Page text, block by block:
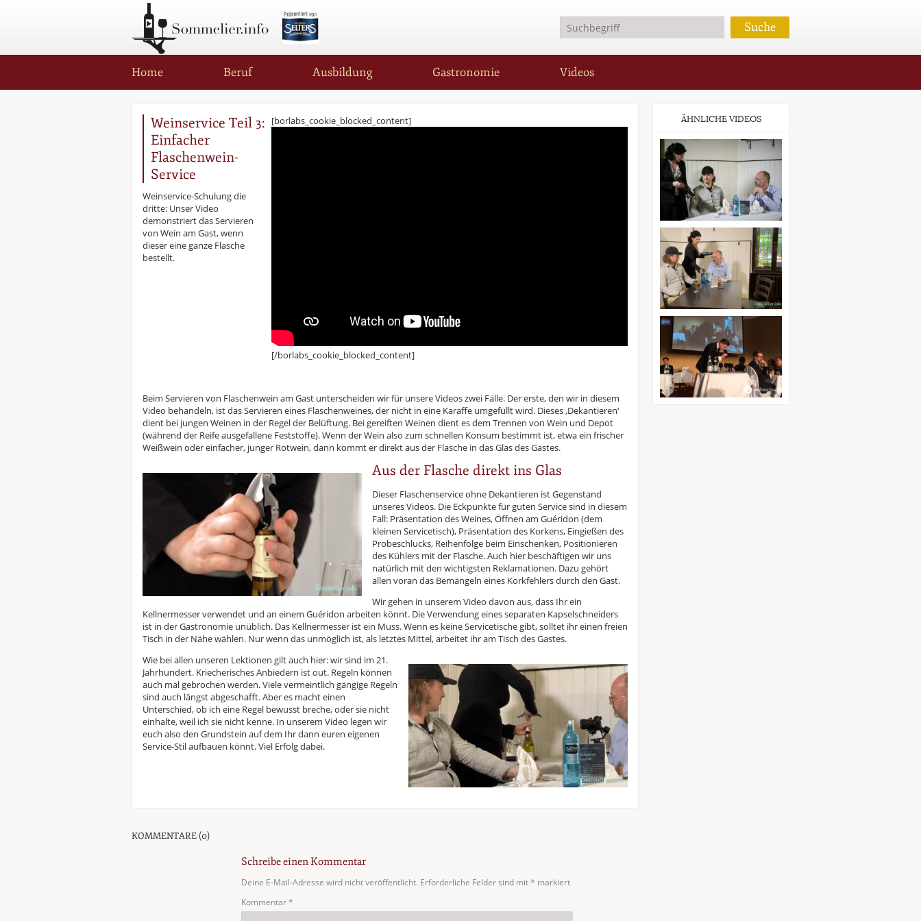
Home Beruf Ausbildung Gastronomie Videos
Weinservice Teil 3:
Einfacher
Flaschenwein-
Service
Weinservice-Schulung die
dritte: Unser Video
demonstriert das Servieren
von Wein am Gast, wenn
dieser eine ganze Flasche
bestellt.
[borlabs_cookie_blocked_content]
[/borlabs_cookie_blocked_content]
Beim Servieren von Flaschenwein am Gast unterscheiden wir für unsere Videos zwei Fälle. Der erste, den wir in diesem
Video behandeln, ist das Servieren eines Flaschenweines, der nicht in eine Karaffe umgefüllt wird. Dieses ‚Dekantieren‘
dient bei jungen Weinen in der Regel der Belüftung. Bei gereiften Weinen dient es dem Trennen von Wein und Depot
(während der Reife ausgefallene Feststoffe). Wenn der Wein also zum schnellen Konsum bestimmt ist, etwa ein frischer
Weißwein oder einfacher, junger Rotwein, dann kommt er direkt aus der Flasche in das Glas des Gastes.
Aus der Flasche direkt ins Glas
Dieser Flaschenservice ohne Dekantieren ist Gegenstand
unseres Videos. Die Eckpunkte für guten Service sind in diesem
Fall: Präsentation des Weines, Öffnen am Guéridon (dem
kleinen Servicetisch), Präsentation des Korkens, Eingießen des
Probeschlucks, Reihenfolge beim Einschenken, Positionieren
des Kühlers mit der Flasche. Auch hier beschäftigen wir uns
natürlich mit den wichtigsten Reklamationen. Dazu gehört
allen voran das Bemängeln eines Korkfehlers durch den Gast.
Wir gehen in unserem Video davon aus, dass Ihr ein
Kellnermesser verwendet und an einem Guéridon arbeiten könnt. Die Verwendung eines separaten Kapselschneiders
ist in der Gastronomie unüblich. Das Kellnermesser ist ein Muss. Wenn es keine Servicetische gibt, solltet ihr einen freien
Tisch in der Nähe wählen. Nur wenn das unmöglich ist, als letztes Mittel, arbeitet ihr am Tisch des Gastes.
Wie bei allen unseren Lektionen gilt auch hier: wir sind im 21.
Jahrhundert. Kriecherisches Anbiedern ist out. Regeln können
auch mal gebrochen werden. Viele vermeintlich gängige Regeln
sind auch längst abgeschafft. Aber es macht einen
Unterschied, ob ich eine Regel bewusst breche, oder sie nicht
einhalte, weil ich sie nicht kenne. In unserem Video legen wir
euch also den Grundstein auf dem Ihr dann euren eigenen
Service-Stil aufbauen könnt. Viel Erfolg dabei.
KOMMENTARE (0)
Schreibe einen Kommentar
Deine E-Mail-Adresse wird nicht veröffentlicht. Erforderliche Felder sind mit* markiert
Kommentar*
ÄHNLICHE VIDEOS